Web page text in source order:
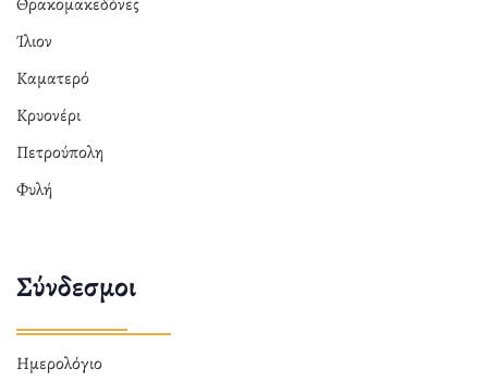
Ίλιον
Καματερό
Κρυονέρι
Πετρούπολη
Φυλή
Σύνδεσμοι
Ημερολόγιο